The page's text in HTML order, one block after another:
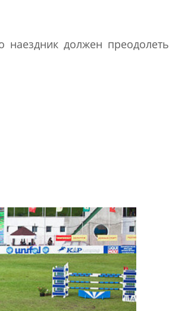
наездник должен преодолеть